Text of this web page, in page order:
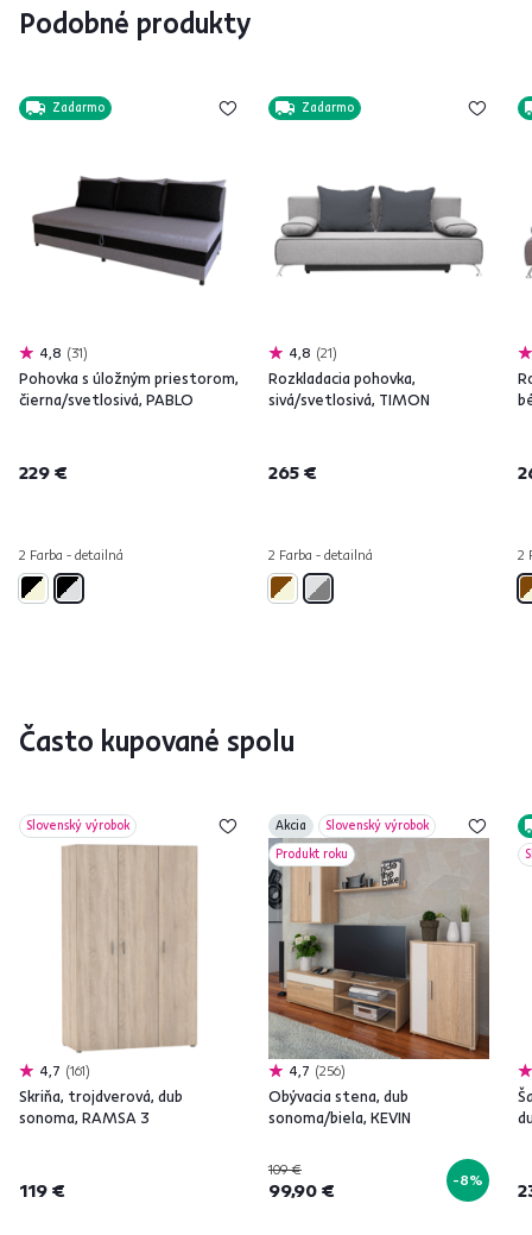
Podobné produkty
Zadarmo
4,8 31
Pohovka s úložným priestorom,
čierna/svetlosivá, PABLO
229 €
2 Farba - detailná
Zadarmo
4,8 21
Rozkladacia pohovka,
sivá/svetlosivá, TIMON
265 €
2 Farba - detailná 2
Často kupované spolu
Slovenský výrobok
4,7 161
Skriňa, trojdverová, dub
sonoma, RAMSA 3
119 €
Akcia
Slovenský výrobok
Produkt roku
4,7 256
Obývacia stena, dub
sonoma/biela, KEVIN
109 €
99,90 € -8%